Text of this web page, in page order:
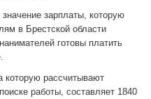
зарплаты, которую
в Брестской области
готовы платить
которую рассчитывают
работы, составляет 1840